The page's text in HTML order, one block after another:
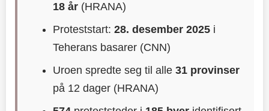
18 år (HRANA)
Proteststart:28. desember 2025 i
Teherans basarer (CNN)
Uroen spredte seg til alle31 provinser
på 12 dager (HRANA)